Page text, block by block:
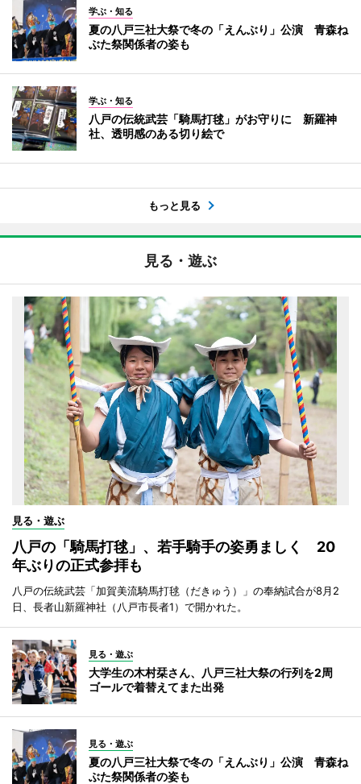
学ぶ・知る
夏の八戸三社大祭で冬の「えんぶり」公演 青森ね
ぶた祭関係者の姿も
学ぶ・知る
八戸の伝統武芸「騎馬打毬」がお守りに 新羅神
社、透明感のある切り絵で
もっと見る
見る・遊ぶ
見る・遊ぶ
八戸の「騎馬打毬」、若手騎手の姿勇ましく 20
年ぶりの正式参拝も
八戸の伝統武芸「加賀美流騎馬打毬（だきゅう）」の奉納試合が8月2
日、長者山新羅神社（八戸市長者1）で開かれた。
見る・遊ぶ
大学生の木村栞さん、八戸三社大祭の行列を2周
ゴールで着替えてまた出発
見る・遊ぶ
夏の八戸三社大祭で冬の「えんぶり」公演 青森ね
ぶた祭関係者の姿も